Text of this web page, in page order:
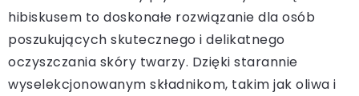
hibiskusem to doskonałe rozwiązanie dla osób
poszukujących skutecznego i delikatnego
oczyszczania skóry twarzy. Dzięki starannie
wyselekcjonowanym składnikom, takim jak oliwa i